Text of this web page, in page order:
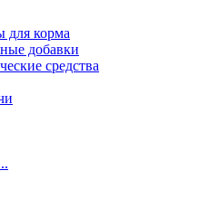
для корма
добавки
средства